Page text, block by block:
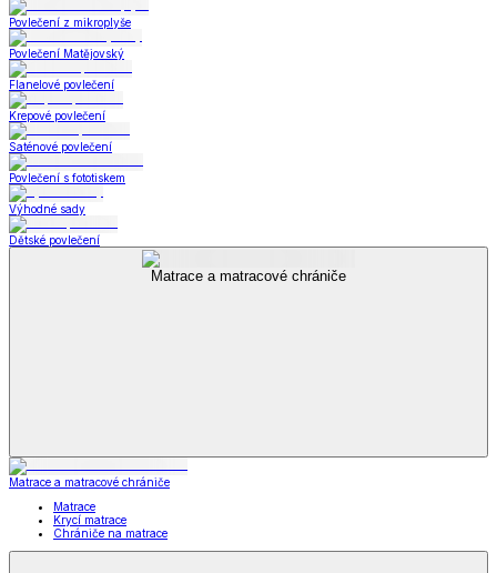
Povlečení z mikroplyše
Povlečení Matějovský
Flanelové povlečení
Krepové povlečení
Saténové povlečení
Povlečení s fototiskem
Výhodné sady
Dětské povlečení
Matrace a matracové chrániče
Matrace a matracové chrániče
Matrace
Krycí matrace
Chrániče na matrace